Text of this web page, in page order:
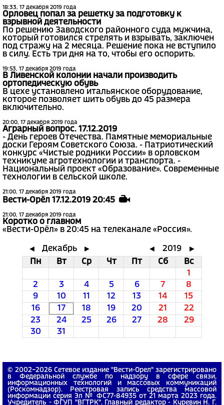
18:33, 17 декабря 2019 года
Орловец попал за решетку за подготовку к
взрывной деятельности
По решению Заводского районного суда мужчина,
который готовился стрелять и взрывать, заключен
под стражу на 2 месяца. Решение пока не вступило
в силу. Есть три дня на то, чтобы его оспорить.
19:53, 17 декабря 2019 года
В Ливенской колонии начали производить
ортопедическую обувь
В цехе установлено итальянское оборудование,
которое позволяет шить обувь до 45 размера
включительно.
20:00, 17 декабря 2019 года
Аграрный вопрос. 17.12.2019
- День героев Отечества. Памятные мемориальные
доски Героям Советского Союза. - Патриотический
конкурс «Чистые родники России» в орловском
техникуме агротехнологии и транспорта. -
Национальный проект «Образование». Современные
технологии в сельской школе.
21:00, 17 декабря 2019 года
Вести-Орёл 17.12.2019 20:45
21:00, 17 декабря 2019 года
Коротко о главном
«Вести-Орёл» в 20:45 на телеканале «Россия».
◄ Декабрь ► ◄ 2019
►
Пн
Вт Ср Чт Пт Сб
Вс
1
2
3 4 5 6 7
8
9
10 11 12 13 14
15
16
17 18 19 20 21
22
23
24 25 26 27 28
29
30
31
© 2002−2026 Сетевое издание "Вести-Орел" зарегистрировано
в Федеральной службе по надзору в сфере связи,
информационных технологий и массовых коммуникаций
(Роскомнадзор). Реестровая запись средства массовой
информации серия Эл № ФС77-84935 от 21 марта 2023 года.
Учредитель - ФГУП "ВГТРК". Главный редактор - Куревин Н. Г.